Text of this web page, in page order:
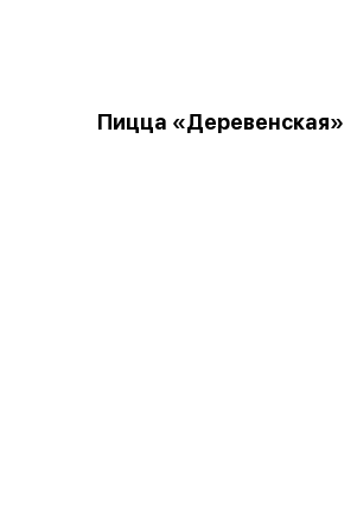
Пицца «Деревенская»